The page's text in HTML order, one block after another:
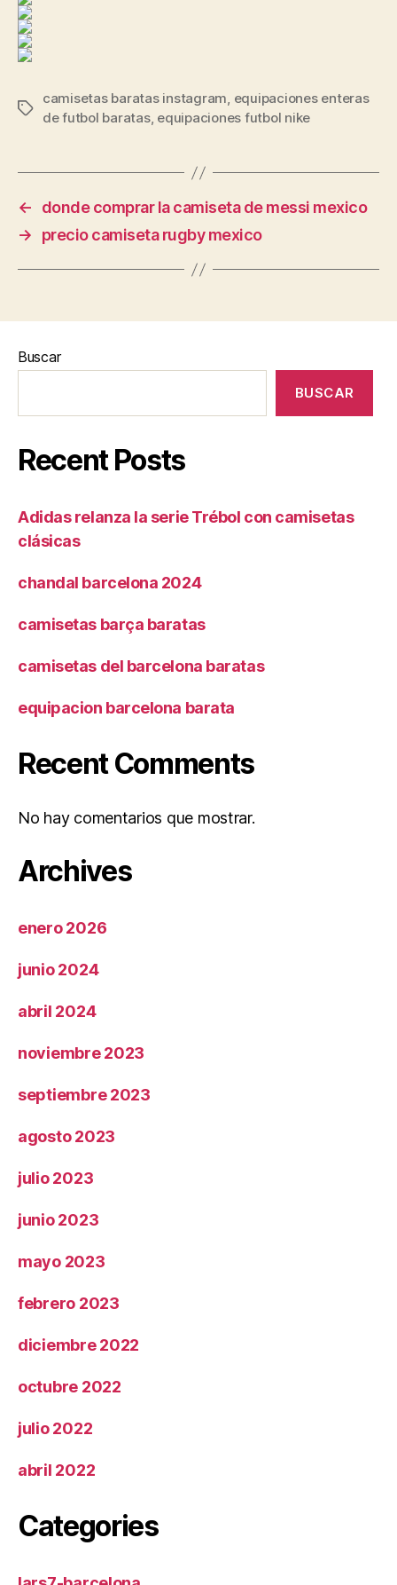
Etiquetas
camisetas baratas instagram, equipaciones enteras
de futbol baratas, equipaciones futbol nike
←
donde comprar la camiseta de messi mexico
→
precio camiseta rugby mexico
Buscar
BUSCAR
Recent Posts
Adidas relanza la serie Trébol con camisetas
clásicas
chandal barcelona 2024
camisetas barça baratas
camisetas del barcelona baratas
equipacion barcelona barata
Recent Comments
No hay comentarios que mostrar.
Archives
enero 2026
junio 2024
abril 2024
noviembre 2023
septiembre 2023
agosto 2023
julio 2023
junio 2023
mayo 2023
febrero 2023
diciembre 2022
octubre 2022
julio 2022
abril 2022
Categories